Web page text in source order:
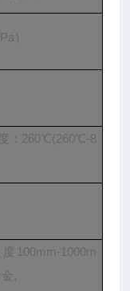
）
：260℃(260℃-8
100mm-1000m
,